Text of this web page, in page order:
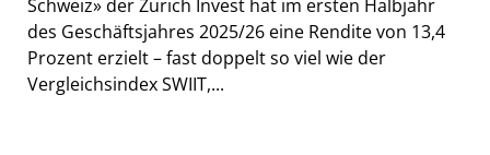
Schweiz» der Zurich Invest hat im ersten Halbjahr
des Geschäftsjahres 2025/26 eine Rendite von 13,4
Prozent erzielt – fast doppelt so viel wie der
Vergleichsindex SWIIT,...